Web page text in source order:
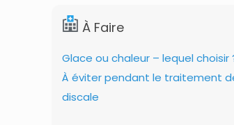
À Faire
Glace ou chaleur – lequel choisir
À éviter pendant le traitement
discale